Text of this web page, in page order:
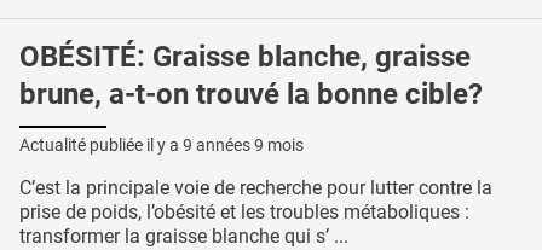
OBÉSITÉ: Graisse blanche, graisse
brune, a-t-on trouvé la bonne cible?
Actualité publiée il y a 9 années 9 mois
C’est la principale voie de recherche pour lutter contre la
prise de poids, l’obésité et les troubles métaboliques :
transformer la graisse blanche qui s’ ...